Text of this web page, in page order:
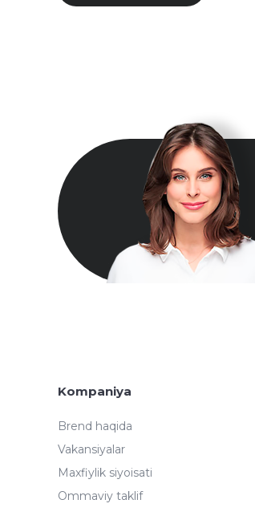
Kompaniya
Brend haqida
Vakansiyalar
Maxfiylik siyoisati
Ommaviy taklif